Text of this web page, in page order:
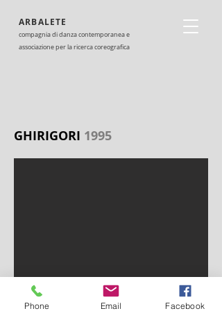
ARBALETE
compagnia di danza contemporanea e
associazione per la ricerca coreografica
GHIRIGORI 1995
Phone Email Facebook